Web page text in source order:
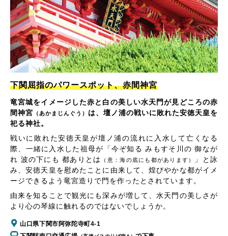
下関屈指のパワースポット、赤間神宮
竜宮城をイメージした赤と白の美しい水天門が見どころの赤
間神宮 （あかまじんぐう） は、壇ノ浦の戦いに敗れた安徳天皇を
祀る神社。
戦いに敗れた安徳天皇が壇ノ浦の流れに入水して亡くなる
際、一緒に入水した祖母が「今ぞ知る みもすそ川の 御なが
れ 波の下にも 都ありとは
（意：海の底にも都があります）
」と詠
み、安徳天皇を慰めたことに由来して、煌びやかな都がイメ
ージできるよう竜宮造りで門を作ったとされています。
由来を知ることで観光にも深みが増して、水天門の美しさが
より心の琴線に触れるのではないでしょうか。
山口県下関市阿弥陀寺町4-1